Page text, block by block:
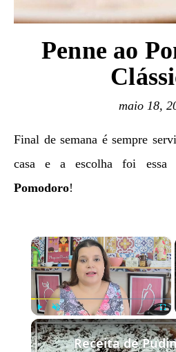
Penne ao
maio 18,
Final de semana é sempre servido uma massa aqui em
casa e a escolha foi essa
Pomodoro!
×
Play Unmute